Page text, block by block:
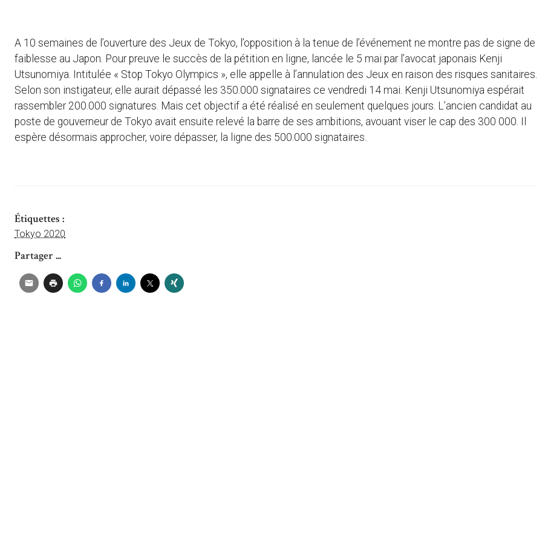
A 10 semaines de l’ouverture des Jeux de Tokyo, l’opposition à la tenue de l’événement ne montre pas de signe de
faiblesse au Japon. Pour preuve le succès de la pétition en ligne, lancée le 5 mai par l’avocat japonais Kenji
Utsunomiya. Intitulée « Stop Tokyo Olympics », elle appelle à l’annulation des Jeux en raison des risques sanitaires.
Selon son instigateur, elle aurait dépassé les 350.000 signataires ce vendredi 14 mai. Kenji Utsunomiya espérait
rassembler 200.000 signatures. Mais cet objectif a été réalisé en seulement quelques jours. L’ancien candidat au
poste de gouverneur de Tokyo avait ensuite relevé la barre de ses ambitions, avouant viser le cap des 300 000. Il
espère désormais approcher, voire dépasser, la ligne des 500.000 signataires.
Étiquettes :
Tokyo 2020
Partager ...